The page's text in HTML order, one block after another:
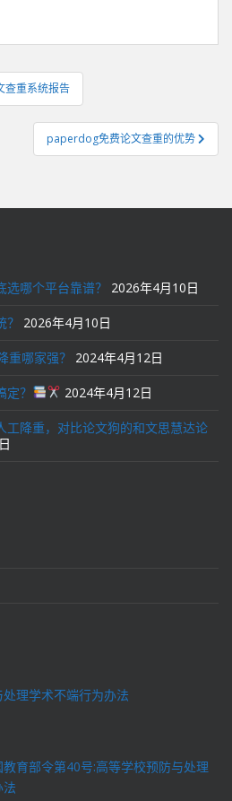
重系统报告
paperdog免费论文查重的优势
哪个平台靠谱？ 2026年4月10日
2026年4月10日
重哪家强？ 2024年4月12日
？ 2024年4月12日
工降重，对比论文狗的和文思慧达论
理学术不端行为办法
育部令第40号:高等学校预防与处理
法